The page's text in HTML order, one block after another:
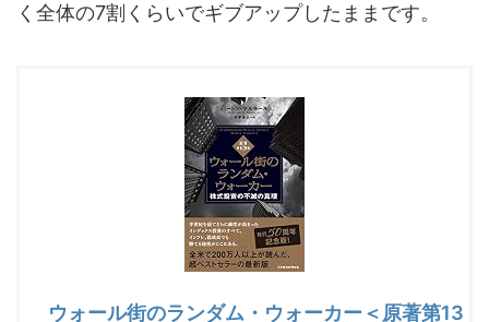
く全体の7割くらいでギブアップしたままです。
ウォール街のランダム・ウォーカー＜原著第13